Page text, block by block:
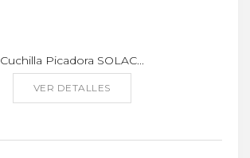
Cuchilla Picadora SOLAC...
VER DETALLES